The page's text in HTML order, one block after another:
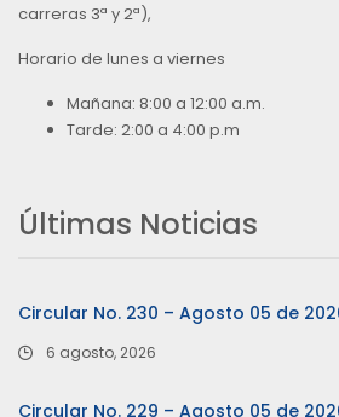
carreras 3ª y 2ª),
Horario de lunes a viernes
Mañana: 8:00 a 12:00 a.m.
Tarde: 2:00 a 4:00 p.m
Últimas Noticias
Circular No. 230 – Agosto 05 de
6 agosto, 2026
Circular No. 229 – Agosto 05 de